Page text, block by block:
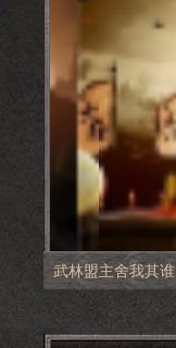
武林盟主舍我其谁